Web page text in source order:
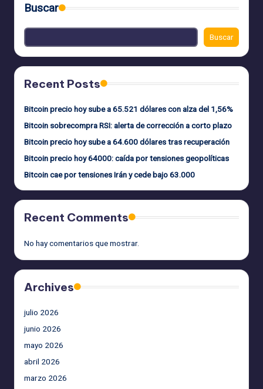
Buscar
Buscar
Recent Posts
Bitcoin precio hoy sube a 65.521 dólares con alza del 1,56%
Bitcoin sobrecompra RSI: alerta de corrección a corto plazo
Bitcoin precio hoy sube a 64.600 dólares tras recuperación
Bitcoin precio hoy 64000: caída por tensiones geopolíticas
Bitcoin cae por tensiones Irán y cede bajo 63.000
Recent Comments
No hay comentarios que mostrar.
Archives
julio 2026
junio 2026
mayo 2026
abril 2026
marzo 2026